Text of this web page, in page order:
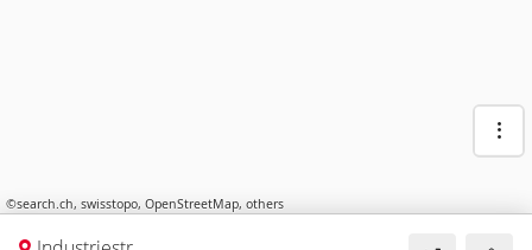
©search.ch, swisstopo, OpenStreetMap, others